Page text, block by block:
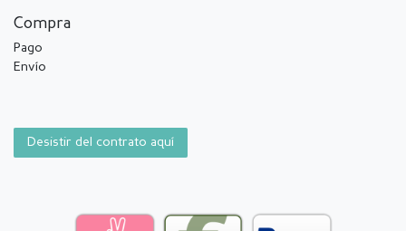
Compra
Pago
Envío
Desistir del contrato aquí